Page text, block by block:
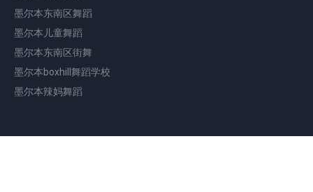
墨尔本东南区舞蹈
墨尔本儿童舞蹈
墨尔本东南区街舞
墨尔本boxhill舞蹈学校
墨尔本辣妈舞蹈